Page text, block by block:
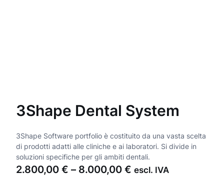
3Shape Dental System
3Shape Software portfolio è costituito da una vasta scelta
di prodotti adatti alle cliniche e ai laboratori. Si divide in
soluzioni specifiche per gli ambiti dentali.
2.800,00 € – 8.000,00 € F
escl. IVA